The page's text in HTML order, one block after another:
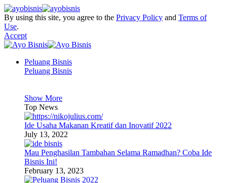
By using this site, you agree to the Privacy Policy and Terms of
Use.
Accept
Peluang Bisnis
Peluang Bisnis
Show More
Top News
Ide Usaha Makanan Kreatif dan Inovatif 2022
July 13, 2022
Mau Penghasilan Tambahan Selama Ramadhan? Coba Ide
Bisnis Ini!
February 13, 2023